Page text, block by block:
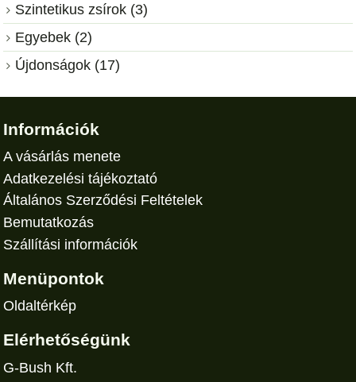
Szintetikus zsírok (3)
Egyebek (2)
Újdonságok (17)
Információk
A vásárlás menete
Adatkezelési tájékoztató
Általános Szerződési Feltételek
Bemutatkozás
Szállítási információk
Menüpontok
Oldaltérkép
Elérhetőségünk
G-Bush Kft.